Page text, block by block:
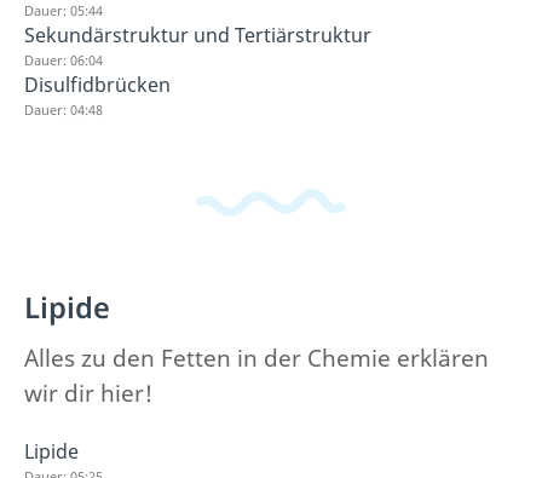
Dauer: 05:44
Sekundärstruktur und Tertiärstruktur
Dauer: 06:04
Disulfidbrücken
Dauer: 04:48
Lipide
Alles zu den Fetten in der Chemie erklären
wir dir hier!
Lipide